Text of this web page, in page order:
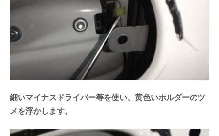
細いマイナスドライバー等を使い、黄色いホルダーのツ
メを浮かします。